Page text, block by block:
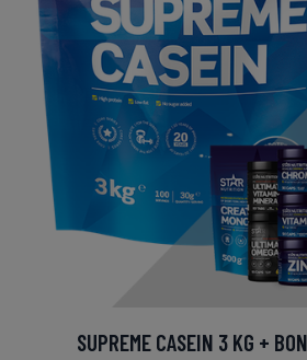
SUPREME CASEIN 3 KG +